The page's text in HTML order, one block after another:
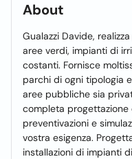
About
Gualazzi Davide,
aree verdi, impianti di
costanti. Fornisce
parchi di ogni tipologia
aree pubbliche sia
completa
preventivazioni e
vostra esigenza.
installazioni di impianti